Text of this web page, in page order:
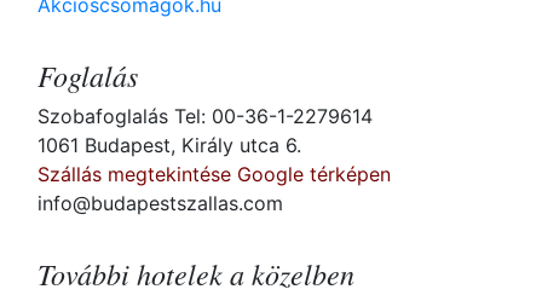
Akcioscsomagok.hu
Foglalás
Szobafoglalás Tel: 00-36-1-2279614
1061 Budapest, Király utca 6.
Szállás megtekintése Google térképen
info@budapestszallas.com
További hotelek a közelben